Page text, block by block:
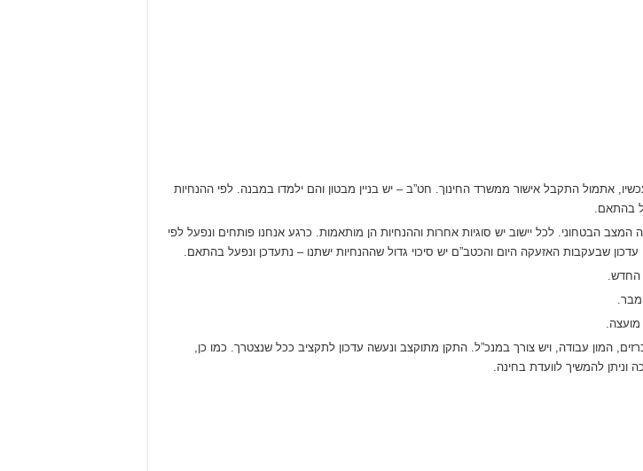
אתמול התקבל אישור ממשרד החינוך. חט”ב – יש בניין מבטון והם ילמדו במבנה. לפי ההנחיות
בהתאם.
המצב הבטחוני. לכל יישוב יש סוגיות אחרות וההנחיות הן מותאמות. כרגע אנחנו פותחים ונפעל לפי
שבעקבות האזעקה היום והכטב”ם יש סיכוי גדול שההנחיות ישתנו – נתעדכן ונפעל בהתאם.
החדש.
קליטת מנכ”ל למועצה. יש 30 ומשהו מכרזים, המון עבודה, ויש צורך במנכ”ל. התקן מתוקצב ונעשה עדכון לתקציב ככל שנצטרך. כמו כן,
להמשיך לוועדת בחינה.